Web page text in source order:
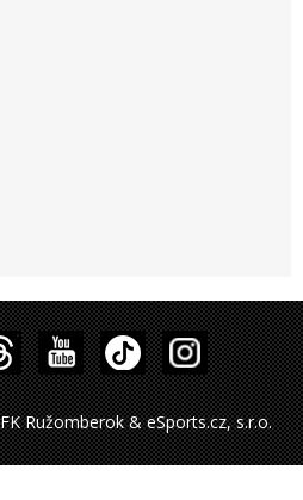
Ružomberok & eSports.cz, s.r.o.